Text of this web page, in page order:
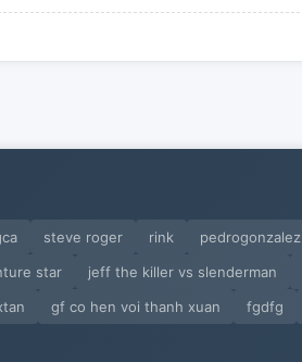
steve roger rink pedrogonzalez
star jeff the killer vs slenderman
gf co hen voi thanh xuan fgdfg